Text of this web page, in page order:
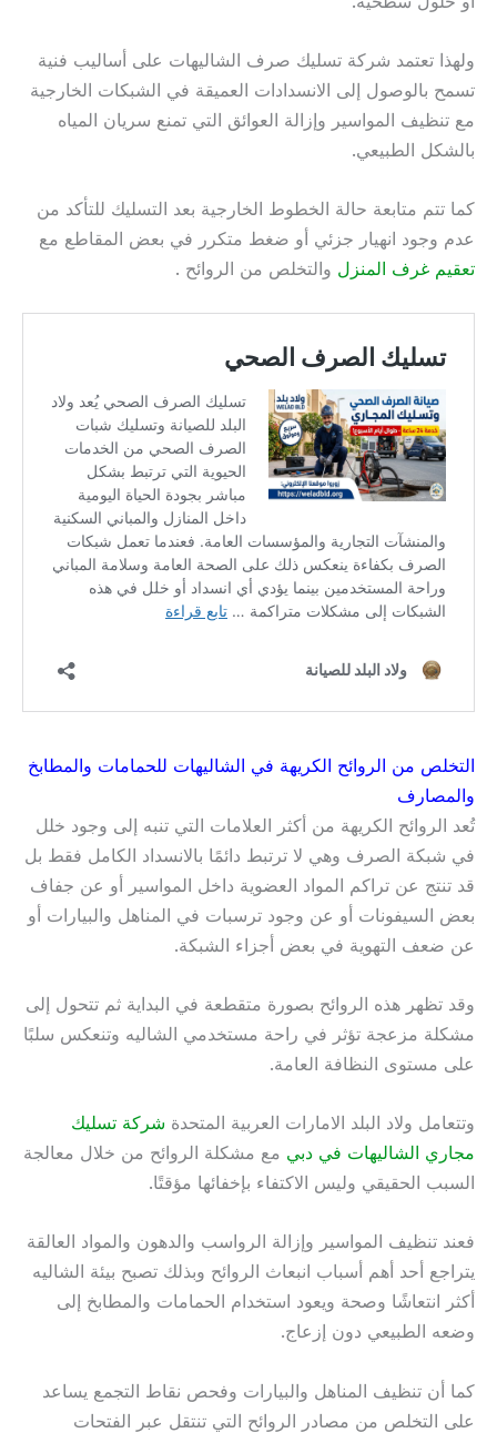
ولهذا تعتمد شركة تسليك صرف الشاليهات على أساليب فنية
تسمح بالوصول إلى الانسدادات العميقة في الشبكات الخارجية
مع تنظيف المواسير وإزالة العوائق التي تمنع سريان المياه
بالشكل الطبيعي.
كما تتم متابعة حالة الخطوط الخارجية بعد التسليك للتأكد من
عدم وجود انهيار جزئي أو ضغط متكرر في بعض المقاطع مع
تعقيم غرف المنزل والتخلص من الروائح .
التخلص من الروائح الكريهة في الشاليهات للحمامات والمطابخ
والمصارف
تُعد الروائح الكريهة من أكثر العلامات التي تنبه إلى وجود خلل
في شبكة الصرف وهي لا ترتبط دائمًا بالانسداد الكامل فقط بل
قد تنتج عن تراكم المواد العضوية داخل المواسير أو عن جفاف
بعض السيفونات أو عن وجود ترسبات في المناهل والبيارات أو
عن ضعف التهوية في بعض أجزاء الشبكة.
وقد تظهر هذه الروائح بصورة متقطعة في البداية ثم تتحول إلى
مشكلة مزعجة تؤثر في راحة مستخدمي الشاليه وتنعكس سلبًا
على مستوى النظافة العامة.
وتتعامل ولاد البلد الامارات العربية المتحدة شركة تسليك
مجاري الشاليهات في دبي مع مشكلة الروائح من خلال معالجة
السبب الحقيقي وليس الاكتفاء بإخفائها مؤقتًا.
فعند تنظيف المواسير وإزالة الرواسب والدهون والمواد العالقة
يتراجع أحد أهم أسباب انبعاث الروائح وبذلك تصبح بيئة الشاليه
أكثر انتعاشًا وصحة ويعود استخدام الحمامات والمطابخ إلى
وضعه الطبيعي دون إزعاج.
كما أن تنظيف المناهل والبيارات وفحص نقاط التجمع يساعد
على التخلص من مصادر الروائح التي تنتقل عبر الفتحات